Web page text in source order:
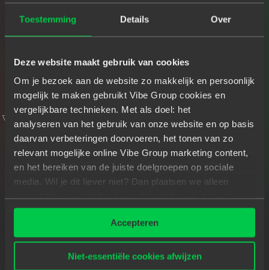
Toestemming Details Over
Deze website maakt gebruik van cookies
Om je bezoek aan de website zo makkelijk en persoonlijk
mogelijk te maken gebruikt Vibe Group cookies en
vergelijkbare technieken. Met als doel: het
analyseren van het gebruik van onze website en op basis
daarvan verbeteringen doorvoeren, het tonen van zo
relevant mogelijke online Vibe Group marketing content,
en het bereiken van de juiste doelgroepen op sociale
media. Wil je dit liever niet? Dan plaatsen we alleen
essentiële- en statistische cookies tijdens je bezoek.
Meer weten? Klik hierboven op 'Details' of lees onze
Accepteren
Niet-essentiële cookies afwijzen
THE EXPERIENCE O
DRIES SCHUDDINCK